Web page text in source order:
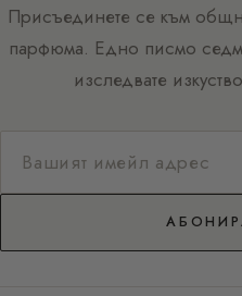
Присъединете се към
парфюма. Едно писмо
изследвате